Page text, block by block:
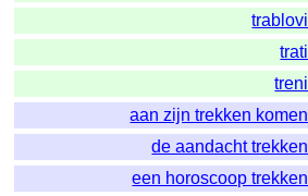
trablovi
trati
treni
aan zijn trekken komen
de aandacht trekken
een horoscoop trekken